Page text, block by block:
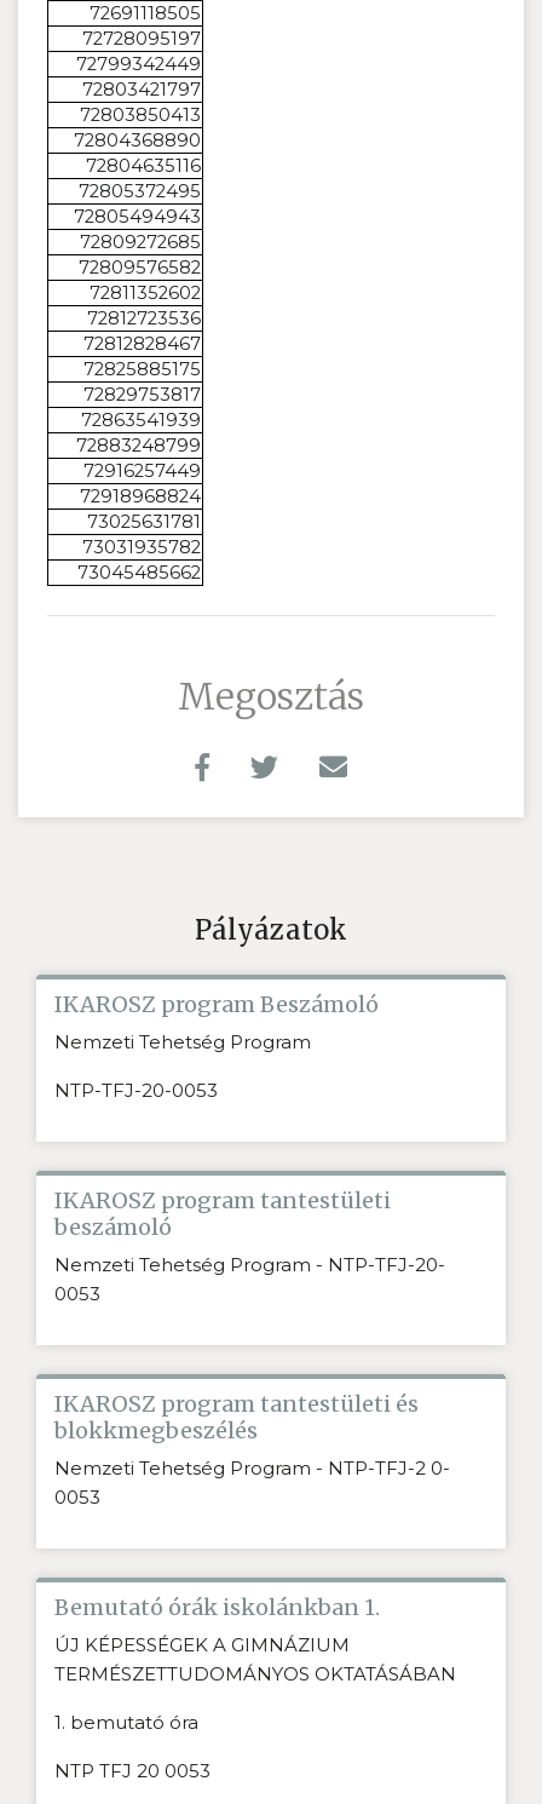
72691118505
72728095197
72799342449
72803421797
72803850413
72804368890
72804635116
72805372495
72805494943
72809272685
72809576582
72811352602
72812723536
72812828467
72825885175
72829753817
72863541939
72883248799
72916257449
72918968824
73025631781
73031935782
73045485662
Megosztás
Pályázatok
IKAROSZ program Beszámoló
Nemzeti Tehetség Program
NTP-TFJ-20-0053
IKAROSZ program tantestületi
beszámoló
Nemzeti Tehetség Program - NTP-TFJ-20-
0053
IKAROSZ program tantestületi és
blokkmegbeszélés
Nemzeti Tehetség Program - NTP-TFJ-2 0-
0053
Bemutató órák iskolánkban 1.
ÚJ KÉPESSÉGEK A GIMNÁZIUM
TERMÉSZETTUDOMÁNYOS OKTATÁSÁBAN
1. bemutató óra
NTP TFJ 20 0053